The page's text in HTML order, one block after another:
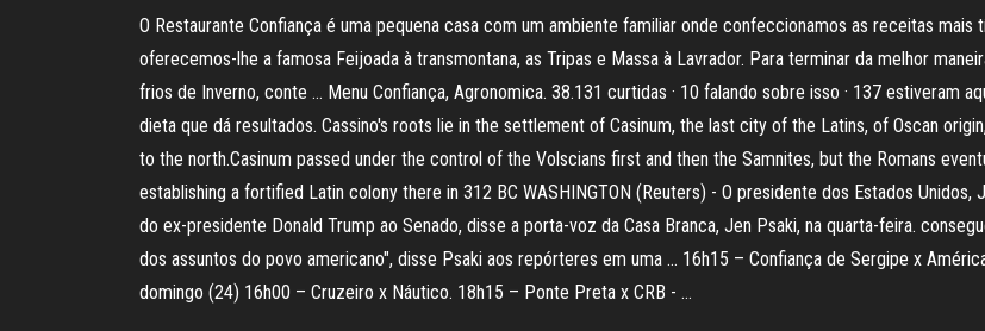
O Restaurante Confiança é uma pequena casa com um ambiente familiar onde confeccionamos as receitas
oferecemos-lhe a famosa Feijoada à transmontana, as Tripas e Massa à Lavrador. Para terminar da melhor
frios de Inverno, conte … Menu Confiança, Agronomica. 38.131 curtidas · 10 falando sobre isso · 137 estiveram
dieta que dá resultados. Cassino's roots lie in the settlement of Casinum, the last city of the Latins, of Oscan
to the north.Casinum passed under the control of the Volscians first and then the Samnites, but the Romans
establishing a fortified Latin colony there in 312 BC WASHINGTON (Reuters) - O presidente dos Estados
do ex-presidente Donald Trump ao Senado, disse a porta-voz da Casa Branca, Jen Psaki, na quarta-feira.
dos assuntos do povo americano", disse Psaki aos repórteres em uma … 16h15 – Confiança de Sergipe x
domingo (24) 16h00 – Cruzeiro x Náutico. 18h15 – Ponte Preta x CRB - …